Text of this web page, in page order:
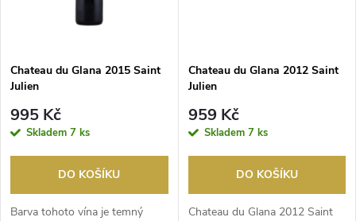
Chateau du Glana 2015 Saint
Julien
995 Kč
Skladem 7 ks
DO KOŠÍKU
Barva tohoto vína je temný
Chateau du Glana 2012 Saint
Julien
959 Kč
Skladem 7 ks
DO KOŠÍKU
Chateau du Glana 2012 Saint